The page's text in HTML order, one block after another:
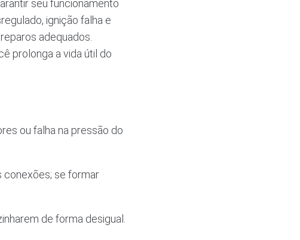
seu funcionamento
ignição falha e
adequados.
prolonga a vida útil do
ou falha na pressão do
conexões; se formar
de forma desigual.